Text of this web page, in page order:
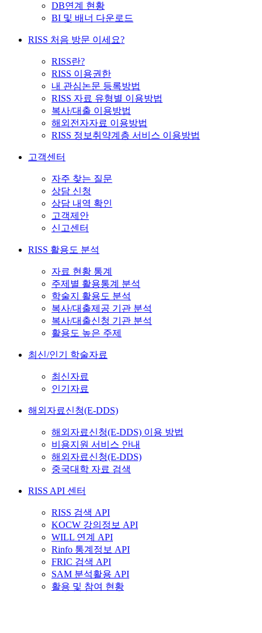
DB연계 현황
BI 및 배너 다운로드
RISS 처음 방문 이세요?
RISS란?
RISS 이용권한
내 관심논문 등록방법
RISS 자료 유형별 이용방법
복사/대출 이용방법
해외전자자료 이용방법
RISS 정보취약계층 서비스 이용방법
고객센터
자주 찾는 질문
상담 신청
상담 내역 확인
고객제안
신고센터
RISS 활용도 분석
자료 현황 통계
주제별 활용통계 분석
학술지 활용도 분석
복사/대출제공 기관 분석
복사/대출신청 기관 분석
활용도 높은 주제
최신/인기 학술자료
최신자료
인기자료
해외자료신청(E-DDS)
해외자료신청(E-DDS) 이용 방법
비용지원 서비스 안내
해외자료신청(E-DDS)
중국대학 자료 검색
RISS API 센터
RISS 검색 API
KOCW 강의정보 API
WILL 연계 API
Rinfo 통계정보 API
FRIC 검색 API
SAM 분석활용 API
활용 및 참여 현황